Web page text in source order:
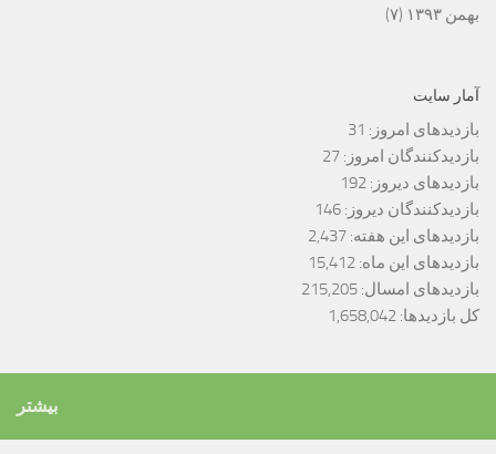
بهمن ۱۳۹۳
(۷)
آمار سایت
بازدیدهای امروز: 31
بازدیدکنندگان امروز: 27
بازدیدهای دیروز: 192
بازدیدکنندگان دیروز: 146
بازدیدهای این هفته: 2,437
بازدیدهای این ماه: 15,412
بازدیدهای امسال: 215,205
کل بازدیدها: 1,658,042
بیشتر